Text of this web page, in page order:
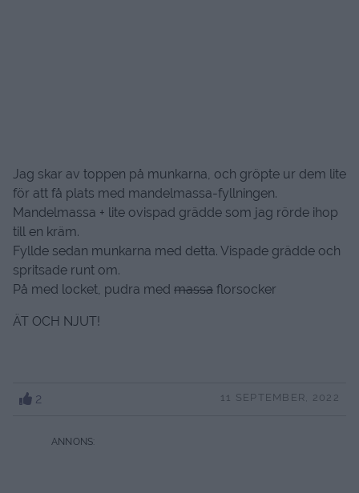
Jag skar av toppen på munkarna, och gröpte ur dem lite
för att få plats med mandelmassa-fyllningen.
Mandelmassa + lite ovispad grädde som jag rörde ihop
till en kräm.
Fyllde sedan munkarna med detta. Vispade grädde och
spritsade runt om.
På med locket, pudra med massa florsocker
ÄT OCH NJUT!
2 11 SEPTEMBER, 2022